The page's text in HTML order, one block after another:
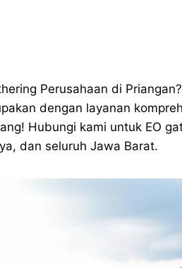
Perusahaan di
dengan layanan
Hubungi kami untuk EO
dan seluruh Jawa Barat.